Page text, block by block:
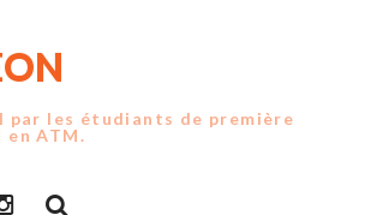
par les étudiants de première
en ATM.
Instagram